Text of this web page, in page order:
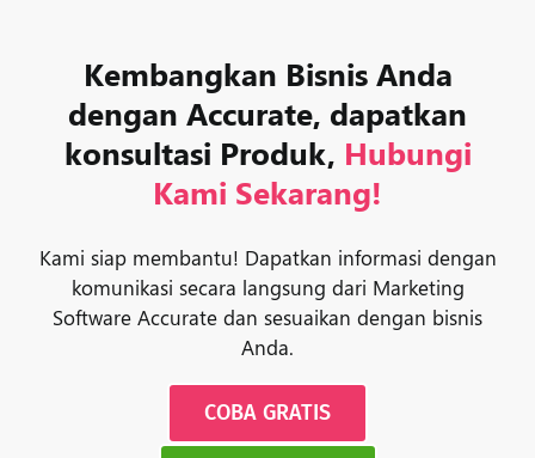
Kembangkan Bisnis Anda
dengan Accurate, dapatkan
konsultasi Produk, Hubungi
Kami Sekarang!
Kami siap membantu! Dapatkan informasi dengan
komunikasi secara langsung dari Marketing
Software Accurate dan sesuaikan dengan bisnis
Anda.
COBA GRATIS